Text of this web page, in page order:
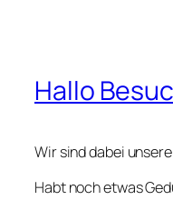
Hallo
Wir sind dabei
Habt noch etwas